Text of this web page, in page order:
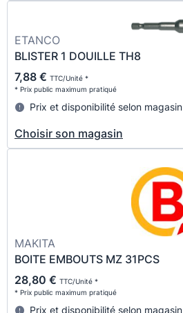
ETANCO
BLISTER 1 DOUILLE TH8
7,88 € TTC/Unité *
* Prix public maximum pratiqué
Prix et disponibilité selon magasin
Choisir son magasin
MAKITA
BOITE EMBOUTS MZ 31PCS
28,80 € TTC/Unité *
* Prix public maximum pratiqué
Prix et disponibilité selon magasin